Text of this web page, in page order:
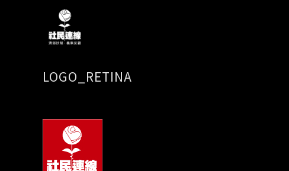
LOGO_RETINA